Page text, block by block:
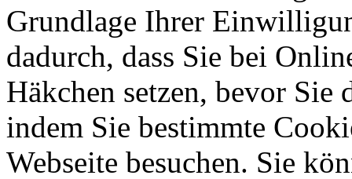
Grundlage Ihrer
dadurch, dass Sie bei
Häkchen setzen, bevor Sie
indem Sie bestimmte
Webseite besuchen. Sie